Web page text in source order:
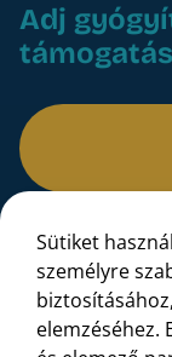
Adj
IBAN: HU10
Sütiket
személyre
elemzéséhez.